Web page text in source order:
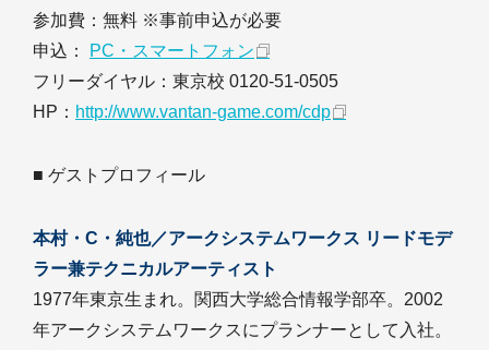
参加費：無料 ※事前申込が必要
申込：
PC・スマートフォン
フリーダイヤル：東京校 0120-51-0505
HP： http://www.vantan-game.com/cdp
■ ゲストプロフィール
本村・C・純也／アークシステムワークス リードモデ
ラー兼テクニカルアーティスト
1977年東京生まれ。関西大学総合情報学部卒。2002
年アークシステムワークスにプランナーとして入社。